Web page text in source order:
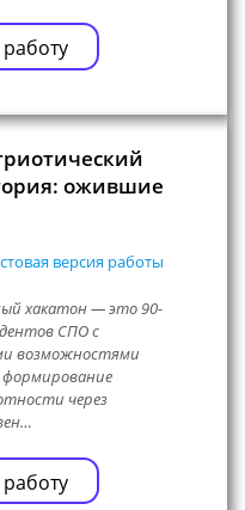
ожившие
версия работы
хакатон — это 90-
СПО с
возможностями
формирование
через